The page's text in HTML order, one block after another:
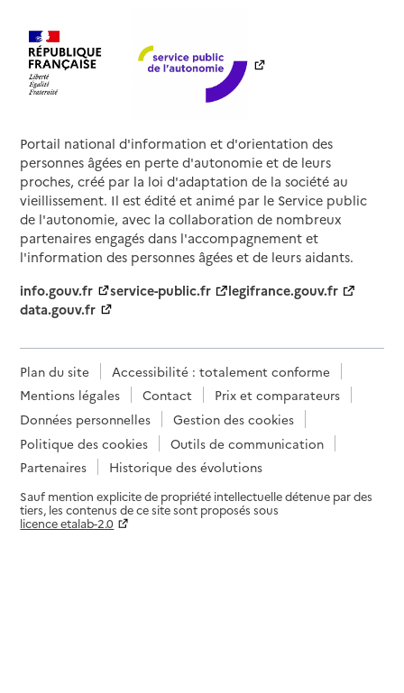
Portail national d'information et d'orientation des
personnes âgées en perte d'autonomie et de leurs
proches, créé par la loi d'adaptation de la société au
vieillissement. Il est édité et animé par le Service public
de l'autonomie, avec la collaboration de nombreux
partenaires engagés dans l'accompagnement et
l'information des personnes âgées et de leurs aidants.
info.gouv.fr
service-public.fr
legifrance.gouv.fr
data.gouv.fr
Plan du site
Accessibilité : totalement conforme
Mentions légales
Contact
Prix et comparateurs
Données personnelles
Gestion des cookies
Politique des cookies
Outils de communication
Partenaires
Historique des évolutions
Sauf mention explicite de propriété intellectuelle détenue par des
tiers, les contenus de ce site sont proposés sous
licence etalab-2.0